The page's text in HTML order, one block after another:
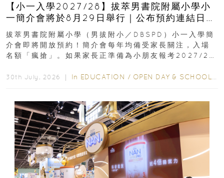
【小一入學2027/28】拔萃男書院附屬小學小
一簡介會將於8月29日舉行｜公布預約連結日期
｜更設有網上重溫
拔萃男書院附屬小學（男拔附小／DBSPD）小一入學簡
介會即將開放預約！簡介會每年均備受家長關注，入場
名額「瘋搶」。如果家長正準備為小朋友報考2027/28
30th July, 2026 ｜ In EDUCATION / OPEN DAY & SCHOOL EVENTS